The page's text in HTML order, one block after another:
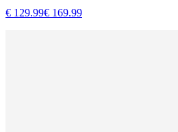
€ 129.99€ 169.99